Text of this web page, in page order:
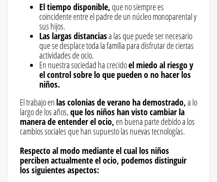
El tiempo disponible,que no siempre es
coincidente entre el padre de un núcleo monoparental y
sus hijos.
Las largas distanciasa las que puede ser necesario
que se desplace toda la familia para disfrutar de ciertas
actividades de ocio.
En nuestra sociedad ha crecidoel miedo al riesgo y
el control sobre lo que pueden o no hacer los
niños.
El trabajo en las colonias de verano ha demostrado,a lo
largo de los años,que los niños han visto cambiar la
manera de entender el ocio,en buena parte debido a los
cambios sociales que han supuesto las nuevas tecnologías.
Respecto al modo mediante el cual los niños
perciben actualmente el ocio, podemos distinguir
los siguientes aspectos: